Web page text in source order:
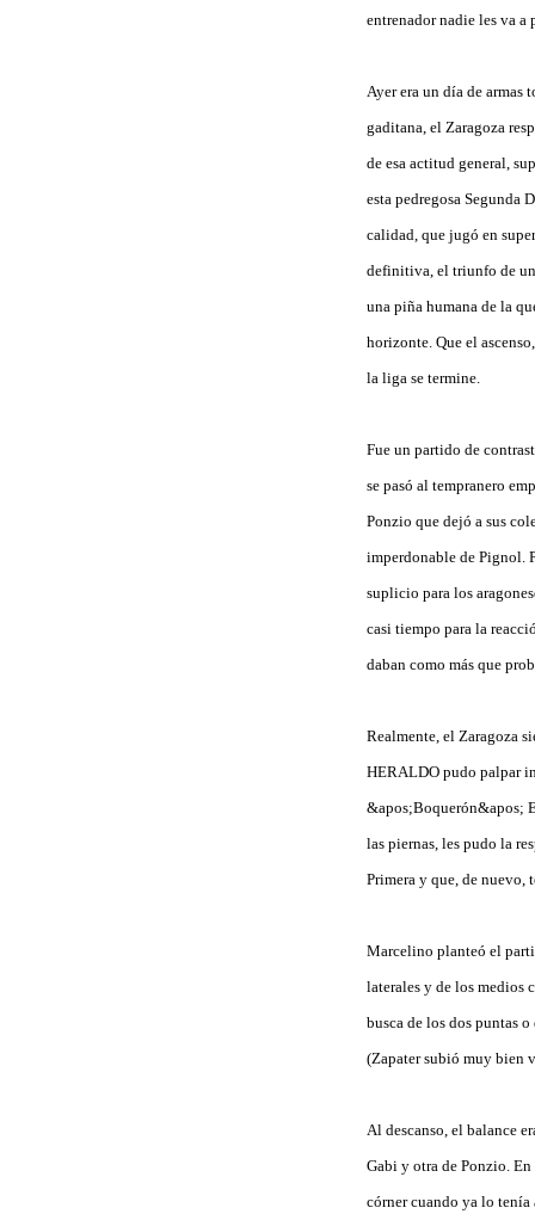
entrenador nadie les va a
Ayer era un día de armas
gaditana, el Zaragoza
de esa actitud general,
esta pedregosa Segunda
calidad, que jugó en
definitiva, el triunfo de
una piña humana de la
horizonte. Que el
la liga se termine.
Fue un partido de
se pasó al tempranero
Ponzio que dejó a sus
imperdonable de Pignol.
suplicio para los
casi tiempo para la
daban como más que
Realmente, el Zaragoza
HERALDO pudo palpar
&apos;Boquerón&apos;
las piernas, les pudo la
Primera y que, de nuevo,
Marcelino planteó el
laterales y de los medios
busca de los dos puntas
(Zapater subió muy bien
Al descanso, el balance
Gabi y otra de Ponzio.
córner cuando ya lo tenía